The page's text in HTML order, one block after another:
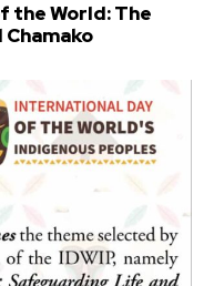
the World: The